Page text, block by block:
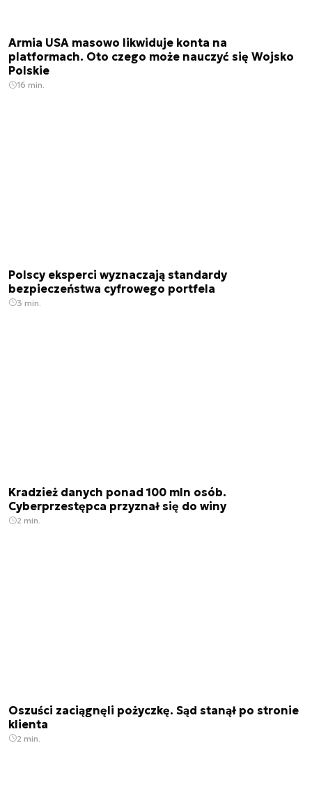
Armia USA masowo likwiduje konta na
platformach. Oto czego może nauczyć się Wojsko
Polskie
16 min.
Polscy eksperci wyznaczają standardy
bezpieczeństwa cyfrowego portfela
3 min.
Kradzież danych ponad 100 mln osób.
Cyberprzestępca przyznał się do winy
2 min.
Oszuści zaciągnęli pożyczkę. Sąd stanął po stronie
klienta
2 min.